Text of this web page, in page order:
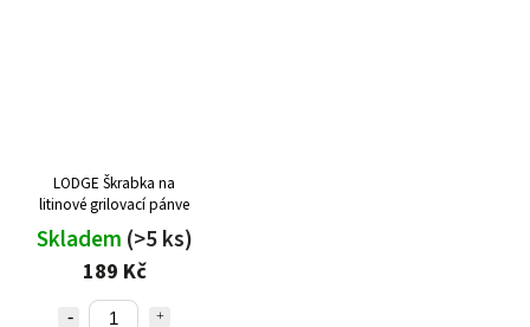
LODGE Škrabka na
litinové grilovací pánve
Skladem (>5 ks)
189 Kč